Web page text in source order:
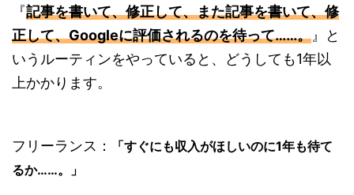
『記事を書いて、修正して、また記事を書いて、修
正して、Googleに評価されるのを待って……。』と
いうルーティンをやっていると、どうしても1年以
上かかります。
フリーランス：
「すぐにも収入がほしいのに1年も待て
るか……。」